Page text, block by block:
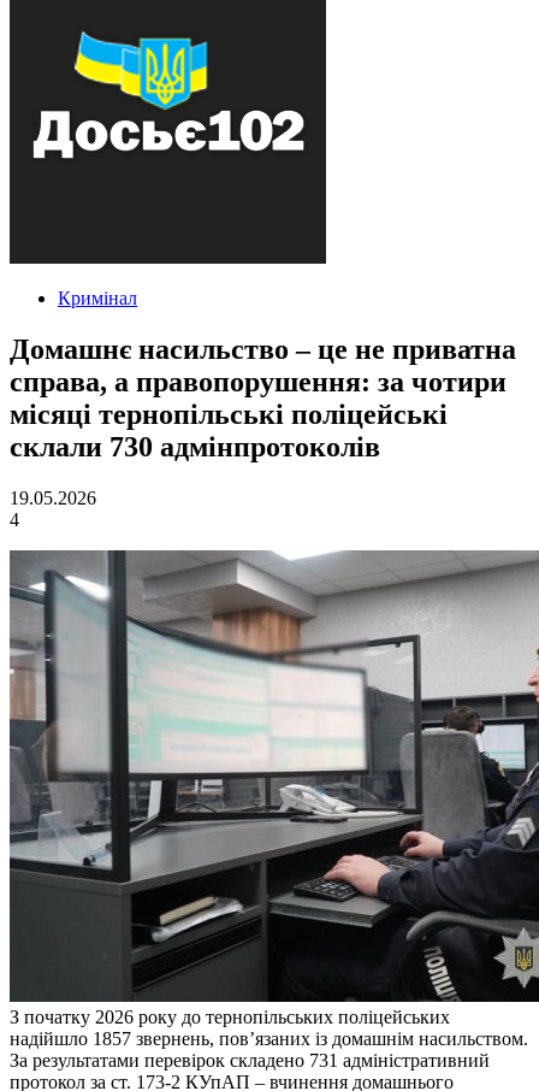
Кримінал
Домашнє насильство – це не приватна
справа, а правопорушення: за чотири
місяці тернопільські поліцейські
склали 730 адмінпротоколів
19.05.2026
4
З початку 2026 року до тернопільських поліцейських
надійшло 1857 звернень, пов’язаних із домашнім насильством.
За результатами перевірок складено 731 адміністративний
протокол за ст. 173-2 КУпАП – вчинення домашнього